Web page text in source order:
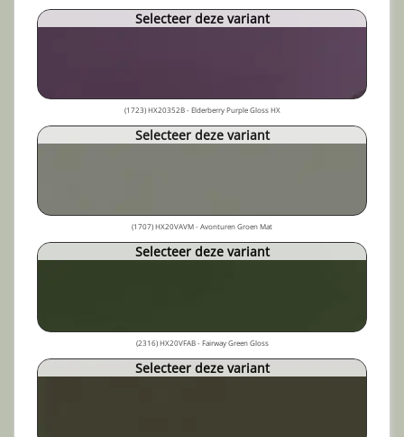
Selecteer deze variant
(1723) HX20352B - Elderberry Purple Gloss HX
Selecteer deze variant
(1707) HX20VAVM - Avonturen Groen Mat
Selecteer deze variant
(2316) HX20VFAB - Fairway Green Gloss
Selecteer deze variant